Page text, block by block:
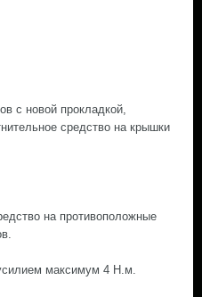
с новой прокладкой,
средство на крышки
на противоположные
максимум 4 Н.м.